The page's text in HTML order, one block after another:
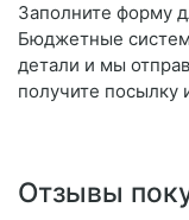
Заполните форму
Бюджетные
детали и мы
получите посылку
Отзывы